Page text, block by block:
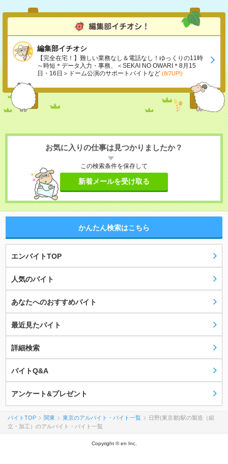
編集部イチオシ
【完全在宅！】難しい業務なし＆電話なし！ゆっくりの11時
～時短＊データ入力・事務、＜SEKAI NO OWARI＊8月15
日・16日＞ドーム公演のサポートバイトなど (8/7UP!)
お気に入りの仕事は見つかりましたか？
この検索条件を保存して
新着メールを受け取る
かんたん検索はこちら
エンバイトTOP
人気のバイト
あなたへのおすすめバイト
最近見たバイト
詳細検索
バイトQ&A
アンケート&プレゼント
バイトTOP 関東 東京のアルバイト・バイト一覧
日野(東京都)駅の製造（組
立・加工）のアルバイト・バイト一覧
Copyright © en Inc.